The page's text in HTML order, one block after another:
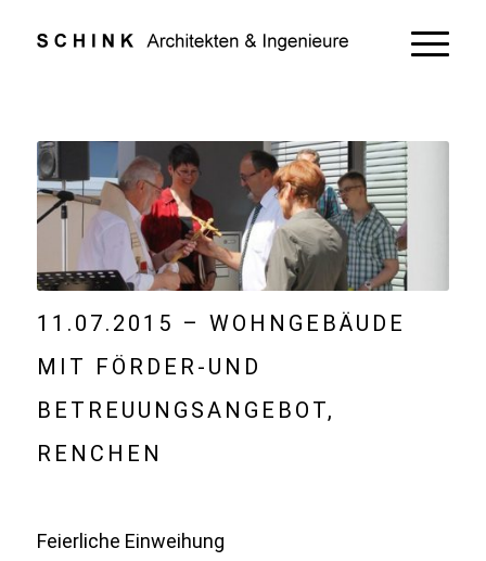
11.07.2015 – WOHNGEBÄUDE
MIT FÖRDER-UND
BETREUUNGSANGEBOT,
RENCHEN
Feierliche Einweihung